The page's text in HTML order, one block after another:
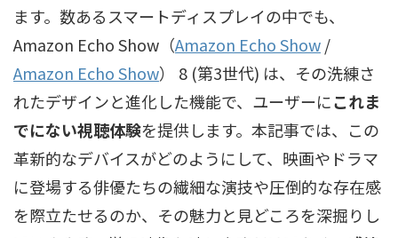
ます。数あるスマートディスプレイの中でも、
Amazon Echo Show（Amazon Echo Show/
Amazon Echo Show）
8 (第3世代) は、その洗練さ
れたデザインと進化した機能で、ユーザーにこれま
でにない視聴体験を提供します。本記事では、この
革新的なデバイスがどのようにして、映画やドラマ
に登場する俳優たちの繊細な演技や圧倒的な存在感
を際立たせるのか、その魅力と見どころを深掘りし